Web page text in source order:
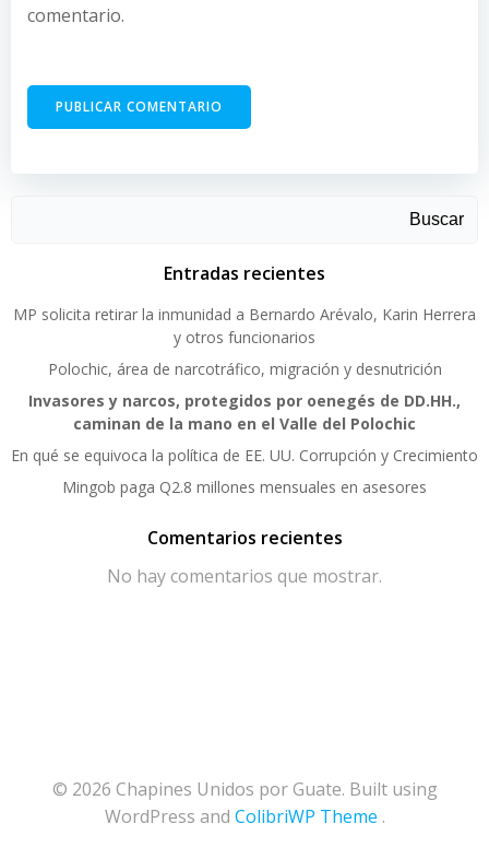
comentario.
Buscar
Entradas recientes
MP solicita retirar la inmunidad a Bernardo Arévalo, Karin Herrera
y otros funcionarios
Polochic, área de narcotráfico, migración y desnutrición
Invasores y narcos, protegidos por oenegés de DD.HH.,
caminan de la mano en el Valle del Polochic
En qué se equivoca la política de EE. UU. Corrupción y Crecimiento
Mingob paga Q2.8 millones mensuales en asesores
Comentarios recientes
No hay comentarios que mostrar.
© 2026 Chapines Unidos por Guate. Built using
WordPress and ColibriWP Theme .